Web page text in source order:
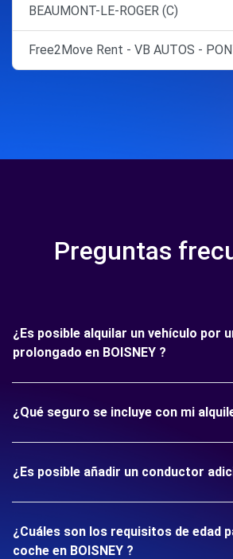
BEAUMONT-LE-ROGER (C)
Free2Move Rent - VB AUTOS -
Preguntas
¿Es posible alquilar un vehículo por
prolongado en BOISNEY ?
¿Qué seguro se incluye con mi
¿Es posible añadir un conductor
¿Cuáles son los requisitos de edad
coche en BOISNEY ?